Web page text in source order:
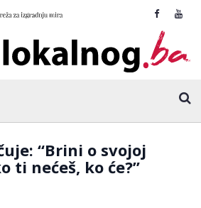
“Brini o svojoj
ti nećeš, ko će?”